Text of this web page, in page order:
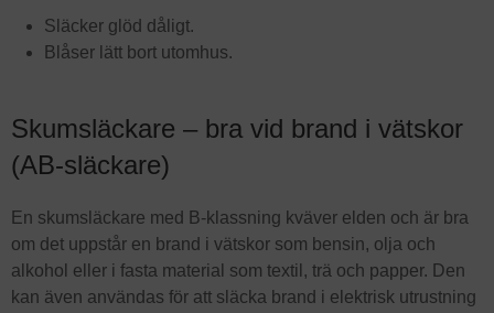
Släcker glöd dåligt.
Blåser lätt bort utomhus.
Skumsläckare ­– bra vid brand i vätskor
(AB-släckare)
En skumsläckare med B-klassning kväver elden och är bra
om det uppstår en brand i vätskor som bensin, olja och
alkohol eller i fasta material som textil, trä och papper. Den
kan även användas för att släcka brand i elektrisk utrustning